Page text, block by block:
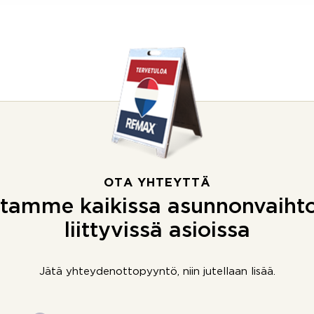
OTA YHTEYTTÄ
kaikissa
liittyvissä asioissa
Jätä yhteydenottopyyntö, niin jutellaan lisää.